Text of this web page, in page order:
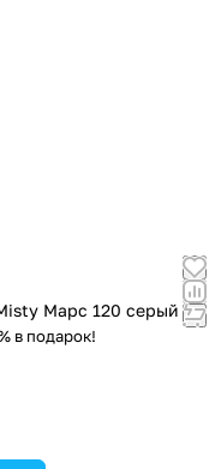
Марс 120 серый
в подарок!